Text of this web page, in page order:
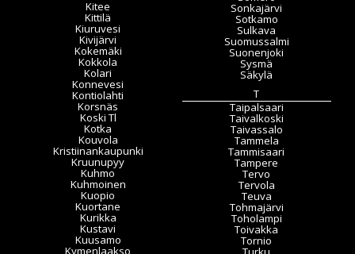
Kitee
Kittilä
Kiuruvesi
Kivijärvi
Kokemäki
Kokkola
Kolari
Konnevesi
Kontiolahti
Korsnäs
Koski Tl
Kotka
Kouvola
Kristiinankaupunki
Kruunupyy
Kuhmo
Kuhmoinen
Kuopio
Kuortane
Kurikka
Kustavi
Kuusamo
Kymenlaakso
Sonkajärvi
Sotkamo
Sulkava
Suomussalmi
Suonenjoki
Sysmä
Säkylä
T
Taipalsaari
Taivalkoski
Taivassalo
Tammela
Tammisaari
Tampere
Tervo
Tervola
Teuva
Tohmajärvi
Toholampi
Toivakka
Tornio